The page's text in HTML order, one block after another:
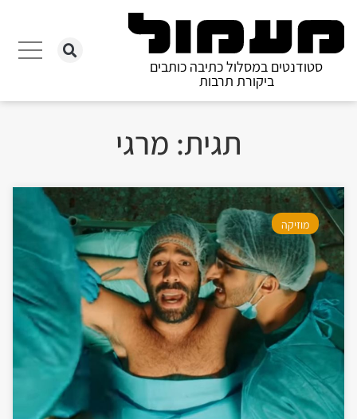
סטודנטים במסלול כתיבה כותבים
ביקורת תרבות
תגית: מרגי
מוזיקה